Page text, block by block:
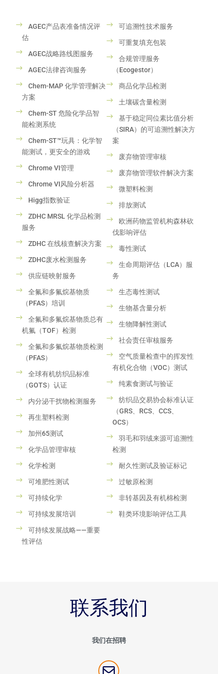
AGEC产品表准备情况评
估
AGEC战略路线图服务
AGEC法律咨询服务
Chem-MAP 化学管理解决
方案
Chem-ST 危险化学品智
能检测系统
Chem-ST™玩具：化学智
能测试，更安全的游戏
Chrome VI管理
Chrome VI风险分析器
Higg指数验证
ZDHC MRSL 化学品检测
服务
ZDHC 在线核查解决方案
ZDHC废水检测服务
供应链映射服务
全氟和多氟烷基物质
（PFAS）培训
全氟和多氟烷基物质总有
机氟（TOF）检测
全氟和多氟烷基物质检测
（PFAS）
全球有机纺织品标准
（GOTS）认证
内分泌干扰物检测服务
再生塑料检测
加州65测试
化学品管理审核
化学检测
可堆肥性测试
可持续化学
可持续发展培训
可持续发展战略——重要
性评估
可追溯性技术服务
可重复填充包装
合规管理服务
（Ecogestor）
商品化学品检测
土壤碳含量检测
基于稳定同位素比值分析
（SIRA）的可追溯性解决方
案
废弃物管理审核
废弃物管理软件解决方案
微塑料检测
排放测试
欧洲药物监管机构森林砍
伐影响评估
毒性测试
生命周期评估（LCA）服
务
生态毒性测试
生物基含量分析
生物降解性测试
社会责任审核服务
空气质量检查中的挥发性
有机化合物（VOC）测试
纯素食测试与验证
纺织品交易协会标准认证
（GRS、RCS、CCS、
OCS）
羽毛和羽绒来源可追溯性
检测
耐久性测试及验证标记
过敏原检测
非转基因及有机棉检测
鞋类环境影响评估工具
联系我们
我们在招聘
